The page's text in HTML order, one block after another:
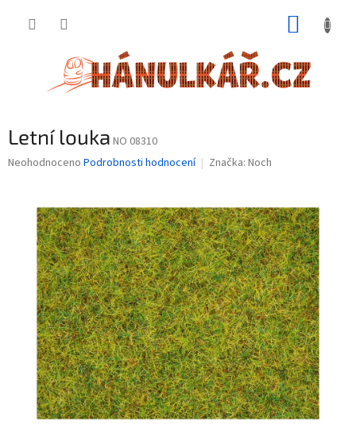
Letní louka NO 08310
Průměrné
hvězdiček.
Neohodnoceno Podrobnosti hodnocení Značka: Noch